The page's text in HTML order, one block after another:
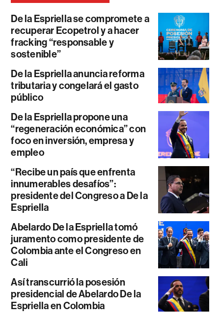
De la Espriella se compromete a
recuperar Ecopetrol y a hacer
fracking “responsable y
sostenible”
De la Espriella anuncia reforma
tributaria y congelará el gasto
público
De la Espriella propone una
“regeneración económica” con
foco en inversión, empresa y
empleo
“Recibe un país que enfrenta
innumerables desafíos”:
presidente del Congreso a De la
Espriella
Abelardo De la Espriella tomó
juramento como presidente de
Colombia ante el Congreso en
Cali
Así transcurrió la posesión
presidencial de Abelardo De la
Espriella en Colombia